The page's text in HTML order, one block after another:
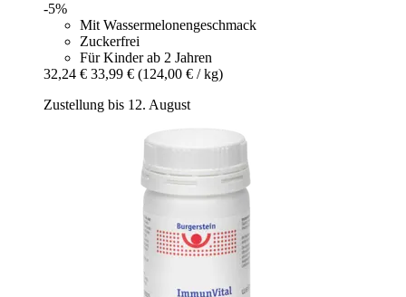
-5%
Mit Wassermelonengeschmack
Zuckerfrei
Für Kinder ab 2 Jahren
32,24 € 33,99 € (124,00 € / kg)
Zustellung bis 12. August